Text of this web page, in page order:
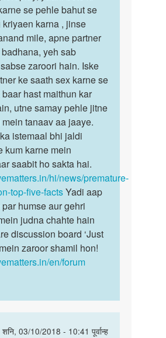
se pehle bahut se
karna , jinse
mile, apne partner
yeh sab
zaroori hain. Iske
ke saath sex karne se
hast maithun kar
utne samay pehle jitne
tanaav aa jaaye.
istemaal bhi jaldi
kum karne mein
saabit ho sakta hai.
hi/news/premature-
top-five-factsYadi aap
humse aur gehri
judna chahte hain
discussion board ‘Just
zaroor shamil hon!
en/forum
शनि, 03/10/2018 - 10:41 पूर्वान्ह